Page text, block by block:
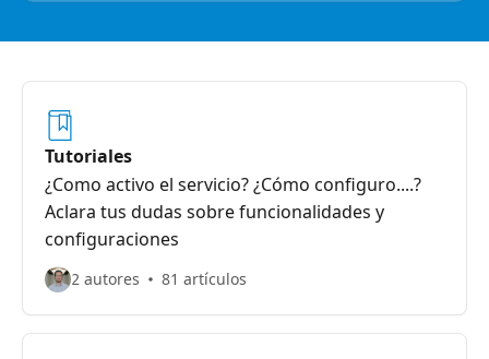
Tutoriales
¿Como activo el servicio? ¿Cómo configuro....?
Aclara tus dudas sobre funcionalidades y
configuraciones
2 autores 81 artículos